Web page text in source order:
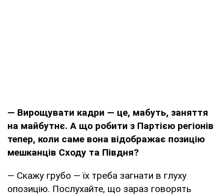
— Вирощувати кадри — це, мабуть, заняття
на майбутнє. А що робити з Партією регіонів
тепер, коли саме вона відображає позицію
мешканців Сходу та Півдня?
— Скажу грубо — їх треба загнати в глуху
опозицію. Послухайте, що зараз говорять